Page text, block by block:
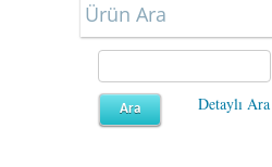
Ürün Ara
Detaylı Ara